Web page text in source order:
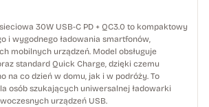
30W USB-C PD + QC3.0 to kompaktowy
i wygodnego ładowania smartfonów,
mobilnych urządzeń. Model obsługuje
standard Quick Charge, dzięki czemu
na co dzień w domu, jak i w podróży. To
osób szukających uniwersalnej ładowarki
urządzeń USB.